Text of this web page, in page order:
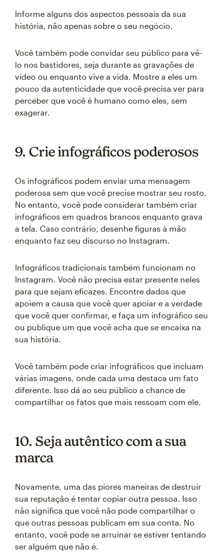
Informe alguns dos aspectos pessoais da sua
história, não apenas sobre o seu negócio.
Você também pode convidar seu público para vê-
lo nos bastidores, seja durante as gravações de
vídeo ou enquanto vive a vida. Mostre a eles um
pouco da autenticidade que você precisa ver para
perceber que você é humano como eles, sem
exagerar.
9. Crie infográficos poderosos
Os infográficos podem enviar uma mensagem
poderosa sem que você precise mostrar seu rosto.
No entanto, você pode considerar também criar
infográficos em quadros brancos enquanto grava
a tela. Caso contrário, desenhe figuras à mão
enquanto faz seu discurso no Instagram.
Infográficos tradicionais também funcionam no
Instagram. Você não precisa estar presente neles
para que sejam eficazes. Encontre dados que
apoiem a causa que você quer apoiar e a verdade
que você quer confirmar, e faça um infográfico seu
ou publique um que você acha que se encaixa na
sua história.
Você também pode criar infográficos que incluam
várias imagens, onde cada uma destaca um fato
diferente. Isso dá ao seu público a chance de
compartilhar os fatos que mais ressoam com ele.
10. Seja autêntico com a sua
marca
Novamente, uma das piores maneiras de destruir
sua reputação é tentar copiar outra pessoa. Isso
não significa que você não pode compartilhar o
que outras pessoas publicam em sua conta. No
entanto, você pode se arruinar se estiver tentando
ser alguém que não é.